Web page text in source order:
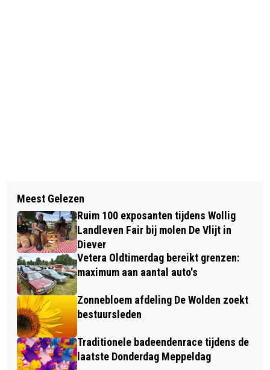
DE WOLDEN ZET NIEUWE STAP NAAR
ENERGIENEUTRALE TOEKOMST
ENERGIEMARKT BIJ ENERGIEKANSEN
IN ANSEN
Meest Gelezen
Ruim 100 exposanten tijdens Wollig
Landleven Fair bij molen De Vlijt in
Diever
Vetera Oldtimerdag bereikt grenzen:
maximum aan aantal auto's
Zonnebloem afdeling De Wolden zoekt
bestuursleden
Traditionele badeendenrace tijdens de
laatste Donderdag Meppeldag